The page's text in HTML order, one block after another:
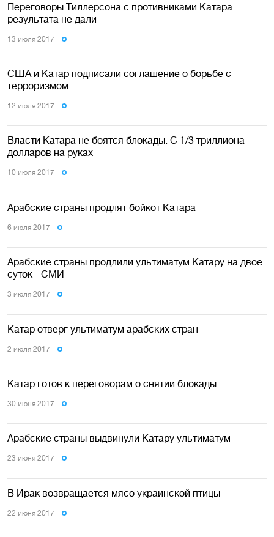
Переговоры Тиллерсона с противниками Катара
результата не дали
13 июля 2017
США и Катар подписали соглашение о борьбе с
терроризмом
12 июля 2017
Власти Катара не боятся блокады. С 1/3 триллиона
долларов на руках
10 июля 2017
Арабские страны продлят бойкот Катара
6 июля 2017
Арабские страны продлили ультиматум Катару на двое
суток - СМИ
3 июля 2017
Катар отверг ультиматум арабских стран
2 июля 2017
Катар готов к переговорам о снятии блокады
30 июня 2017
Арабские страны выдвинули Катару ультиматум
23 июня 2017
В Ирак возвращается мясо украинской птицы
22 июня 2017